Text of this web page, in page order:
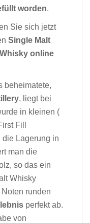
worden.
Sie sich jetzt
Single Malt
Whisky online
beheimatete,
, liegt bei
in kleinen (
Fill
die Lagerung in
man die
so das ein
Whisky
runden
perfekt ab.
von